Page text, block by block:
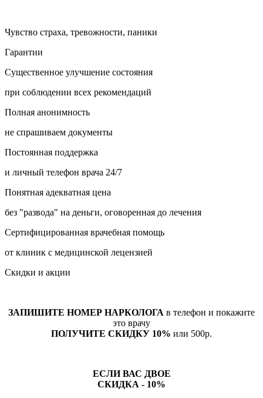
Чувство страха, тревожности, паники
Гарантии
Существенное улучшение состояния
при соблюдении всех рекомендаций
Полная анонимность
не спрашиваем документы
Постоянная поддержка
и личный телефон врача 24/7
Понятная адекватная цена
без "развода" на деньги, оговоренная до лечения
Сертифицированная врачебная помощь
от клиник с медицинской лецензией
Скидки и акции
ЗАПИШИТЕ НОМЕР НАРКОЛОГА в телефон и покажите
это врачу
ПОЛУЧИТЕ СКИДКУ 10% или 500р.
ЕСЛИ ВАС ДВОЕ
СКИДКА - 10%